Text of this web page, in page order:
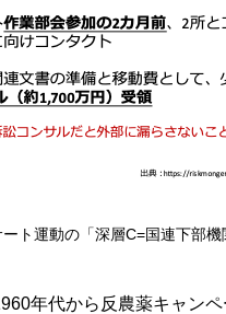
ート運動の「深層C=国連下部
年代から反農薬キャン